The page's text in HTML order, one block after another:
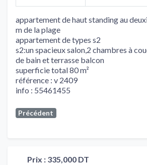
appartement de haut standing au
m de la plage
appartement de types s2
s2:un spacieux salon,2 chambres à
de bain et terrasse balcon
superficie total 80 m²
référence : v 2409
info : 55461455
Précédent
Prix : 335,000 DT